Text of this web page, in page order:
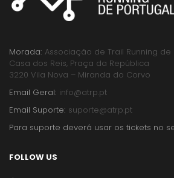
Morada: Associação de Trail Running de
Casa dos Reis, Praça da República
3220 Vila Nova – Miranda do Corvo
Email Geral: info@atrp.pt
Email Suporte: suporte@atrp.pt
Para suporte deverá usar os tickets no
FOLLOW US